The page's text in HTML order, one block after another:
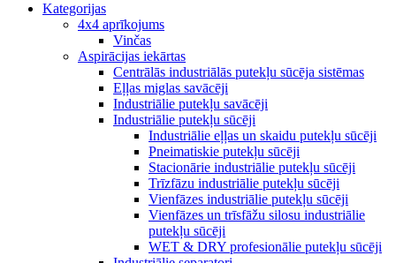
Kategorijas
4x4 aprīkojums
Vinčas
Aspirācijas iekārtas
Centrālās industriālās putekļu sūcēja sistēmas
Eļļas miglas savācēji
Industriālie putekļu savācēji
Industriālie putekļu sūcēji
Industriālie eļļas un skaidu putekļu sūcēji
Pneimatiskie putekļu sūcēji
Stacionārie industriālie putekļu sūcēji
Trīzfāzu industriālie putekļu sūcēji
Vienfāzes industriālie putekļu sūcēji
Vienfāzes un trīsfāžu silosu industriālie
putekļu sūcēji
WET & DRY profesionālie putekļu sūcēji